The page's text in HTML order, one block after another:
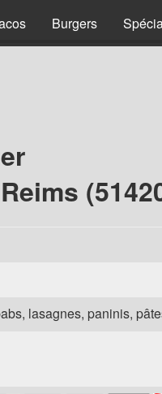
Burgers
lasagnes, paninis,